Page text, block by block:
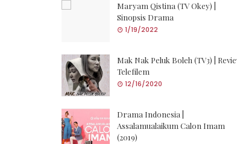
Maryam Qistina (TV Okey) |
Sinopsis Drama
1/19/2022
Mak Nak Peluk Boleh (TV3) |
Telefilem
12/16/2020
Drama Indonesia |
Assalamualaikum Calon Imam
(2019)